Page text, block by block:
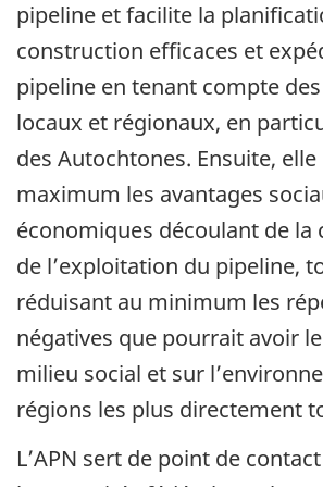
pipeline et facilite la
construction efficaces et
pipeline en tenant compte
locaux et régionaux, en
des Autochtones. Ensuite,
maximum les avantages
économiques découlant de
de l’exploitation du pipeline,
réduisant au minimum les
négatives que pourrait avoir
milieu social et sur
régions les plus directement
L’APN sert de point de